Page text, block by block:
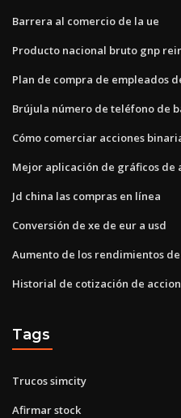
Barrera al comercio de la ue
Producto nacional bruto gnp
Plan de compra de empleados
Brújula número de teléfono de
Cómo comerciar acciones
Mejor aplicación de gráficos de
Jd china las compras en línea
Conversión de xe de eur a usd
Aumento de los rendimientos
Historial de cotización de
Tags
Trucos simcity
Afirmar stock